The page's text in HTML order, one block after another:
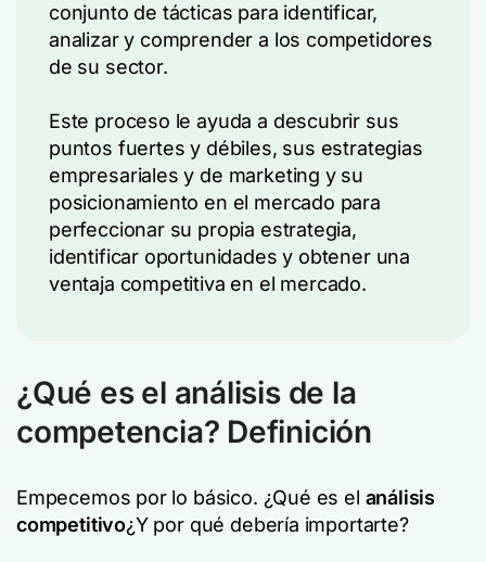
conjunto de tácticas para identificar,
analizar y comprender a los competidores
de su sector.
Este proceso le ayuda a descubrir sus
puntos fuertes y débiles, sus estrategias
empresariales y de marketing y su
posicionamiento en el mercado para
perfeccionar su propia estrategia,
identificar oportunidades y obtener una
ventaja competitiva en el mercado.
¿Qué es el análisis de la
competencia? Definición
Empecemos por lo básico. ¿Qué es el análisis
competitivo¿Y por qué debería importarte?